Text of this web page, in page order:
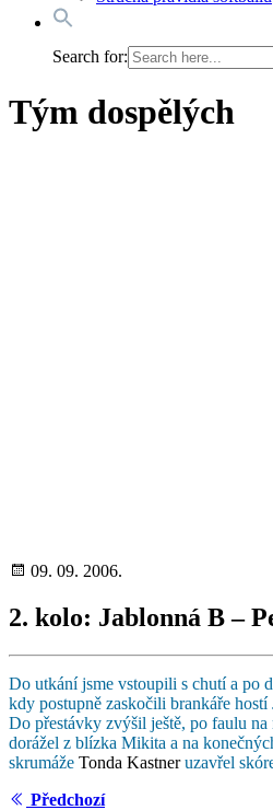
Search for:
Tým dospělých
09. 09. 2006.
2. kolo: Jablonná B –
Do utkání jsme vstoupili s chutí a po
kdy postupně zaskočili brankáře
Do přestávky zvýšil ještě, po faulu na
dorážel z blízka Mikita a na
skrumáže Tonda Kastneruzavřel
Předchozí